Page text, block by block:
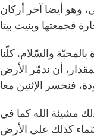
وهو أيضا آخر أركان
والسّلام. كلّنا
أن ندمّر الأرض
مشيئة الله كما في